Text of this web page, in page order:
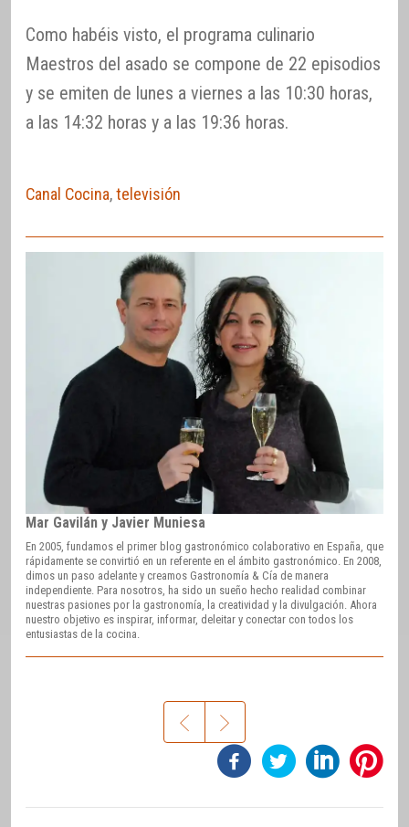
Como habéis visto, el programa culinario
Maestros del asado se compone de 22 episodios
y se emiten de lunes a viernes a las 10:30 horas,
a las 14:32 horas y a las 19:36 horas.
Canal Cocina,televisión
Mar Gavilán y Javier Muniesa
En 2005, fundamos el primer blog gastronómico colaborativo en España, que
rápidamente se convirtió en un referente en el ámbito gastronómico. En 2008,
dimos un paso adelante y creamos Gastronomía & Cía de manera
independiente. Para nosotros, ha sido un sueño hecho realidad combinar
nuestras pasiones por la gastronomía, la creatividad y la divulgación. Ahora
nuestro objetivo es inspirar, informar, deleitar y conectar con todos los
entusiastas de la cocina.